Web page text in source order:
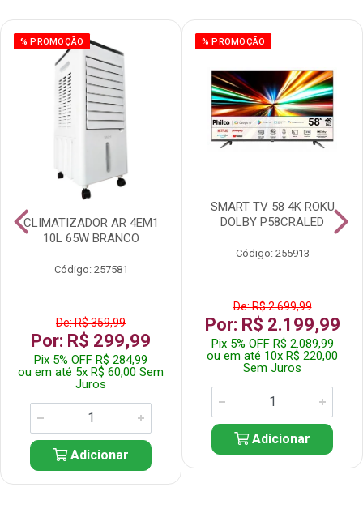
% PROMOÇÃO
CLIMATIZADOR AR 4EM1
10L 65W BRANCO
Código: 257581
De: R$ 359,99
Por: R$ 299,99
Pix 5% OFF R$ 284,99
ou em até 5x R$ 60,00 Sem
Juros
Adicionar
% PROMOÇÃO
SMART TV 58 4K ROKU
DOLBY P58CRALED
Código: 255913
De: R$ 2.699,99
Por: R$ 2.199,99
Pix 5% OFF R$ 2.089,99
ou em até 10x R$ 220,00
Sem Juros
Adicionar